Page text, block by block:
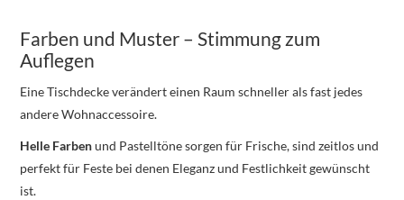
Farben und Muster – Stimmung zum
Auflegen
Eine Tischdecke verändert einen Raum schneller als fast jedes
andere Wohnaccessoire.
Helle Farbenund Pastelltöne sorgen für Frische, sind zeitlos und
perfekt für Feste bei denen Eleganz und Festlichkeit gewünscht
ist.